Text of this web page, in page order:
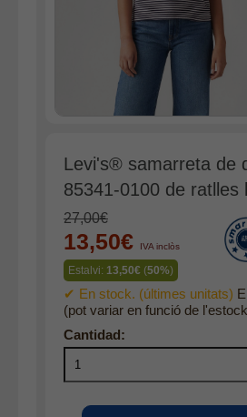
Jaquetes
Cinturons
Bufandes i mocadors
Calçat
Gavardina estiu home
Gavardina hivern home
Mitjons
Pana dona
Levi's® samarreta de
85341-0100 de ratlles
27,00€
13,50€ IVA inclòs
Estalvi: 13,50€ (50%)
✔ En stock. (últimes unitats)
(pot variar en funció de